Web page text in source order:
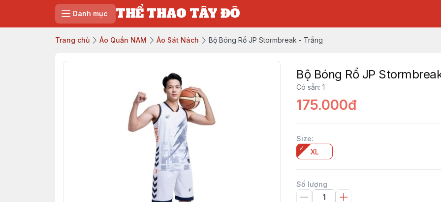
Danh mục THỂ THAO TÂY ĐÔ
Trang chủ Áo Quần NAM Áo Sát Nách Bộ Bóng Rổ JP Stormbreak - Trắng
Bộ Bóng Rổ JP
Có sẵn: 1
175.000đ
Size:
XL
Số lượng